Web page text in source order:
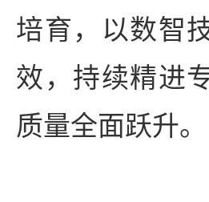
培育，以数智
效，持续精进
质量全面跃升。